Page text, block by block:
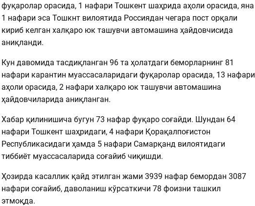
фуқаролар орасида, 1 нафари Тошкент шаҳрида аҳоли орасида, яна
1 нафари эса Тошкнт вилоятида Россиядан чегара пост орқали
кириб келган халқаро юк ташувчи автомашина ҳайдовчисида
аниқланди.
Кун давомида тасдиқланган 96 та ҳолатдаги беморларнинг 81
нафари карантин муассасаларидаги фуқаролар орасида, 13 нафари
аҳоли орасида, 2 нафари халқаро юк ташувчи автомашина
ҳайдовчиларида аниқланган.
Хабар қилинишича бугун 73 нафар фуқаро соғайди. Шундан 64
нафари Тошкент шаҳридаги, 4 нафари Қорақалпоғистон
Республикасидаги ҳамда 5 нафари Самарқанд вилоятидаги
тиббиёт муассасаларида соғайиб чиқишди.
Ҳозирда касаллик қайд этилган жами 3939 нафар бемордан 3087
нафари соғайиб, даволаниш кўрсаткичи 78 фоизни ташкил
этмоқда.